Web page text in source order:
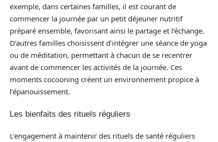
exemple, dans certaines familles, il est courant de
commencer la journée par un petit déjeuner nutritif
préparé ensemble, favorisant ainsi le partage et l’échange.
D’autres familles choisissent d’intégrer une séance de yoga
ou de méditation, permettant à chacun de se recentrer
avant de commencer les activités de la journée. Ces
moments cocooning créent un environnement propice à
l’épanouissement.
Les bienfaits des rituels réguliers
L’engagement à maintenir des rituels de santé réguliers